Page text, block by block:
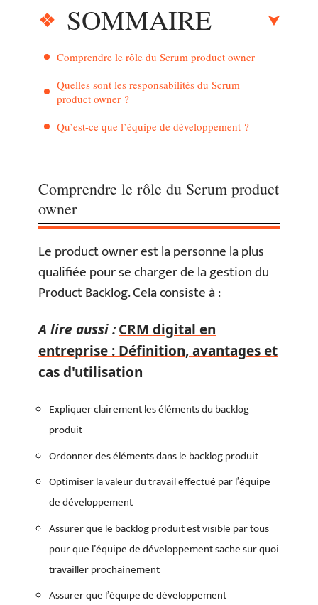
SOMMAIRE
Comprendre le rôle du Scrum product owner
Quelles sont les responsabilités du Scrum
product owner ?
Qu’est-ce que l’équipe de développement ?
Comprendre le rôle du Scrum product
owner
Le product owner est la personne la plus
qualifiée pour se charger de la gestion du
Product Backlog. Cela consiste à :
A lire aussi :CRM digital en
entreprise : Définition, avantages et
cas d'utilisation
Expliquer clairement les éléments du backlog
produit
Ordonner des éléments dans le backlog produit
Optimiser la valeur du travail effectué par l’équipe
de développement
Assurer que le backlog produit est visible par tous
pour que l’équipe de développement sache sur quoi
travailler prochainement
Assurer que l’équipe de développement